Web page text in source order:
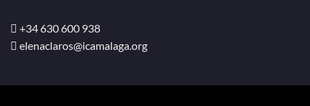
+34 630 600 938
elenaclaros@icamalaga.org